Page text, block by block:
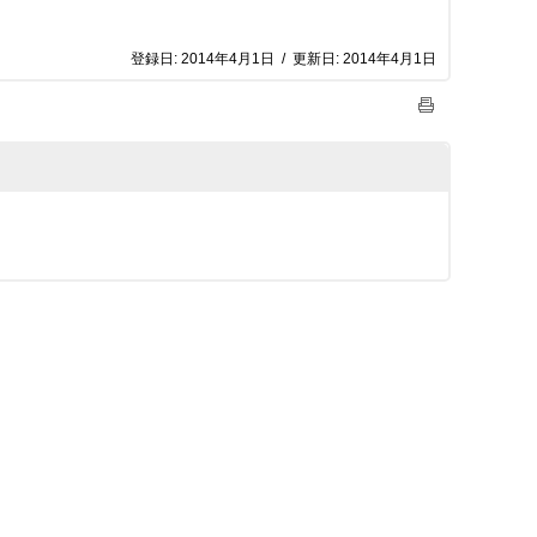
登録日: 2014年4月1日 / 更新日: 2014年4月1日